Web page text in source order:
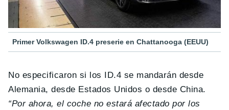
Primer Volkswagen ID.4 preserie en Chattanooga (EEUU)
No especificaron si los ID.4 se mandarán desde
Alemania, desde Estados Unidos o desde China.
“Por ahora, el coche no estará afectado por los